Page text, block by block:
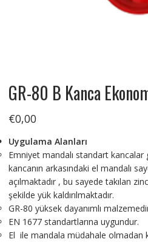
GR-80 B Kanca
€0,00
Uygulama Alanları
Emniyet mandalı standart kancalar
kancanın arkasındaki el mandalı
açılmaktadır , bu sayede takılan
şekilde yük kaldırılmaktadır.
GR-80 yüksek dayanımlı
EN 1677 standartlarına uygundur.
El ile mandala müdahale olmadan